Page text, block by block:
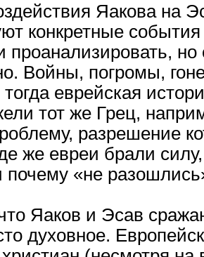
Яакова на
конкретные
проанализировать,
Войны, погромы,
тогда еврейская
тот же Грец,
разрешение
же евреи брали
почему «не
Яаков и Эсав
духовное.